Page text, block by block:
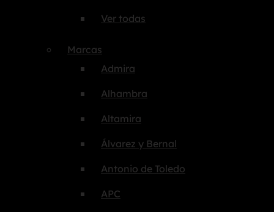
Ver todas
Marcas
Admira
Alhambra
Altamira
Álvarez y Bernal
Antonio de Toledo
APC